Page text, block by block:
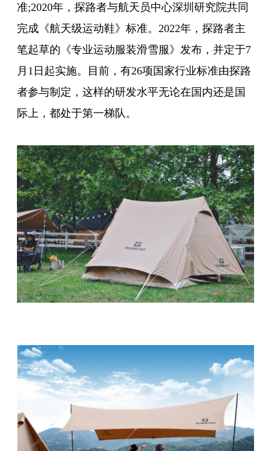
准;2020年，探路者与航天员中心深圳研究院共同
完成《航天级运动鞋》标准。2022年，探路者主
笔起草的《专业运动服装滑雪服》发布，并定于7
月1日起实施。目前，有26项国家行业标准由探路
者参与制定，这样的研发水平无论在国内还是国
际上，都处于第一梯队。